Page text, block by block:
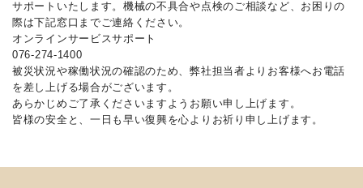
サポートいたします。機械の不具合や点検のご相談など、お困りの
際は下記窓口までご連絡ください。
オンラインサービスサポート
076-274-1400
被災状況や稼働状況の確認のため、弊社担当者よりお客様へお電話
を差し上げる場合がございます。
あらかじめご了承くださいますようお願い申し上げます。
皆様の安全と、一日も早い復興を心よりお祈り申し上げます。